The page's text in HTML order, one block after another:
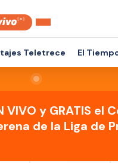
Teletrece El
VIVO y GRATIS el
de la Liga de